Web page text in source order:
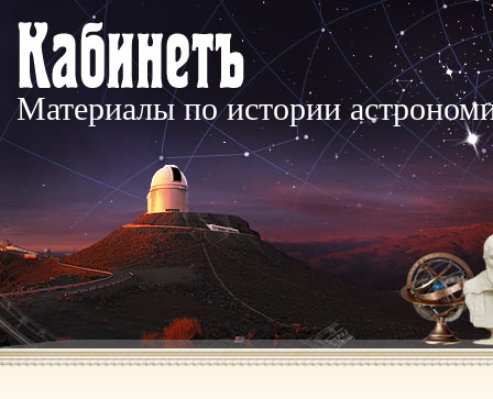
Материалы по истории